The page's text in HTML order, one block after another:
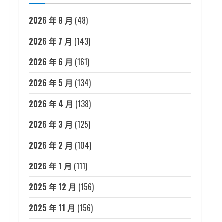
2026 年 8 月 (48)
2026 年 7 月 (143)
2026 年 6 月 (161)
2026 年 5 月 (134)
2026 年 4 月 (138)
2026 年 3 月 (125)
2026 年 2 月 (104)
2026 年 1 月 (111)
2025 年 12 月 (156)
2025 年 11 月 (156)